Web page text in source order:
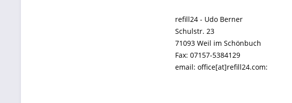
refill24 - Udo Berner
Schulstr. 23
71093 Weil im Schönbuch
Fax: 07157-5384129
email: office[at]refill24.com: